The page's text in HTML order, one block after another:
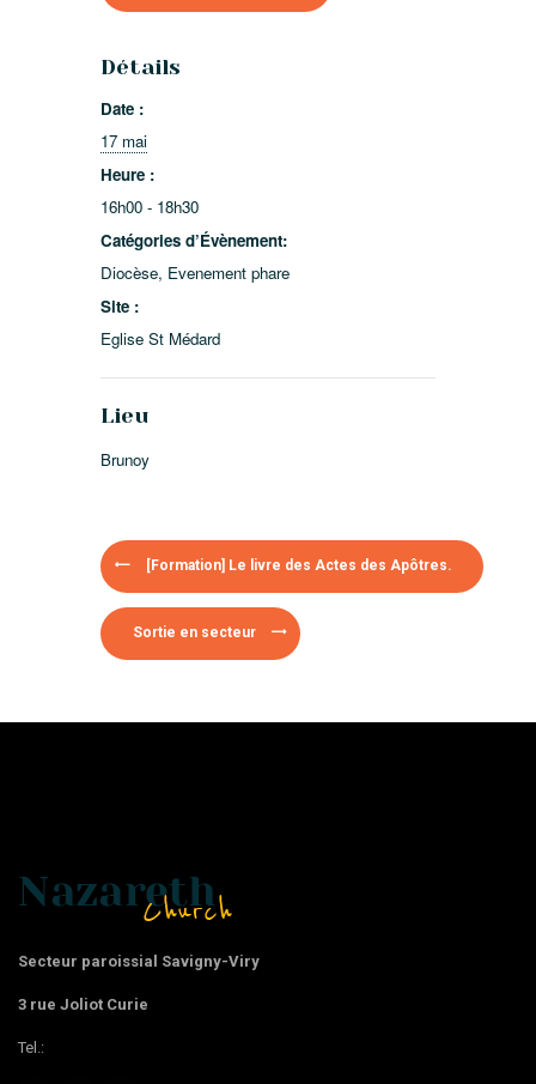
Détails
Date :
17 mai
Heure :
16h00 - 18h30
Catégories d’Évènement:
Diocèse, Evenement phare
Site :
Eglise St Médard
Lieu
Brunoy
[Formation] Le livre des Actes des Apôtres.
Sortie en secteur
Secteur paroissial Savigny-Viry
3 rue Joliot Curie
Tel.: